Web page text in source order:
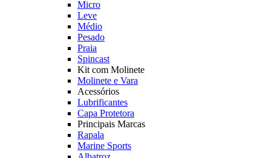
Micro
Leve
Médio
Pesado
Praia
Spincast
Kit com Molinete
Molinete e Vara
Acessórios
Lubrificantes
Capa Protetora
Principais Marcas
Rapala
Marine Sports